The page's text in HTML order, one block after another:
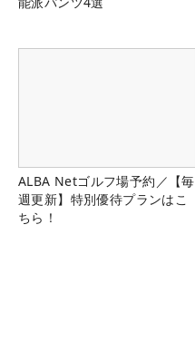
ALBA Netゴルフ場予約／【毎
週更新】特別優待プランはこ
ちら！